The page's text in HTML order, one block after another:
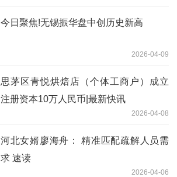
今日聚焦!无锡振华盘中创历史新高
2026-04-09
思茅区青悦烘焙店（个体工商户）成立
注册资本10万人民币|最新快讯
2026-04-08
河北女婿廖海舟： 精准匹配疏解人员需
求 速读
2026-04-06